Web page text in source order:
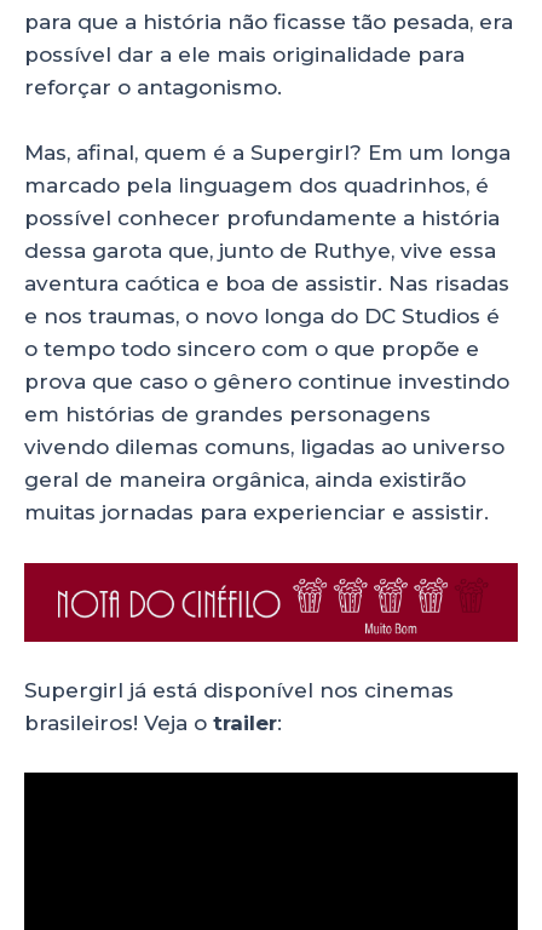
para que a história não ficasse tão pesada, era
possível dar a ele mais originalidade para
reforçar o antagonismo.
Mas, afinal, quem é a Supergirl? Em um longa
marcado pela linguagem dos quadrinhos, é
possível conhecer profundamente a história
dessa garota que, junto de Ruthye, vive essa
aventura caótica e boa de assistir. Nas risadas
e nos traumas, o novo longa do DC Studios é
o tempo todo sincero com o que propõe e
prova que caso o gênero continue investindo
em histórias de grandes personagens
vivendo dilemas comuns, ligadas ao universo
geral de maneira orgânica, ainda existirão
muitas jornadas para experienciar e assistir.
Supergirl já está disponível nos cinemas
brasileiros! Veja o trailer: